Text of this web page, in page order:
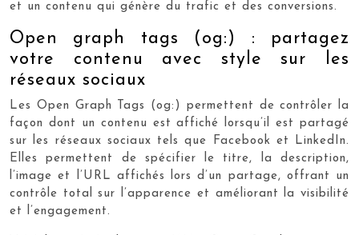
et un contenu qui génère du trafic et des conversions.
Open graph tags (og:) : partagez
votre contenu avec style sur les
réseaux sociaux
Les Open Graph Tags (og:) permettent de contrôler la
façon dont un contenu est affiché lorsqu’il est partagé
sur les réseaux sociaux tels que Facebook et LinkedIn.
Elles permettent de spécifier le titre, la description,
l’image et l’URL affichés lors d’un partage, offrant un
contrôle total sur l’apparence et améliorant la visibilité
et l’engagement.